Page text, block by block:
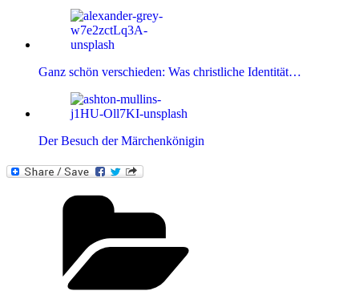
Ganz schön verschieden: Was christliche Identität…
Der Besuch der Märchenkönigin